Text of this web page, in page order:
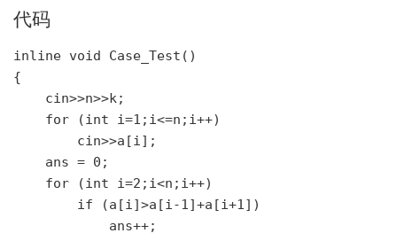
代码
inline void Case_Test()
{
    cin>>n>>k;
    for (int i=1;i<=n;i++)
        cin>>a[i];
    ans = 0;
    for (int i=2;i<n;i++)
        if (a[i]>a[i-1]+a[i+1])
            ans++;